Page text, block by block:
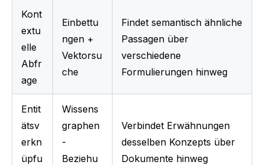
Kont
extu
elle
Abfr
age
Einbettu
ngen +
Vektorsu
che
Findet semantisch ähnliche
Passagen über
verschiedene
Formulierungen hinweg
Entit
ätsv
erkn
üpfu
Wissens
graphen
-
Beziehu
Verbindet Erwähnungen
desselben Konzepts über
Dokumente hinweg